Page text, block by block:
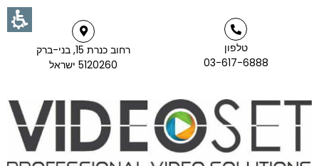
טלפון
03-617-6888
רחוב כנרת 15, בני-ברק
5120260 ישראל